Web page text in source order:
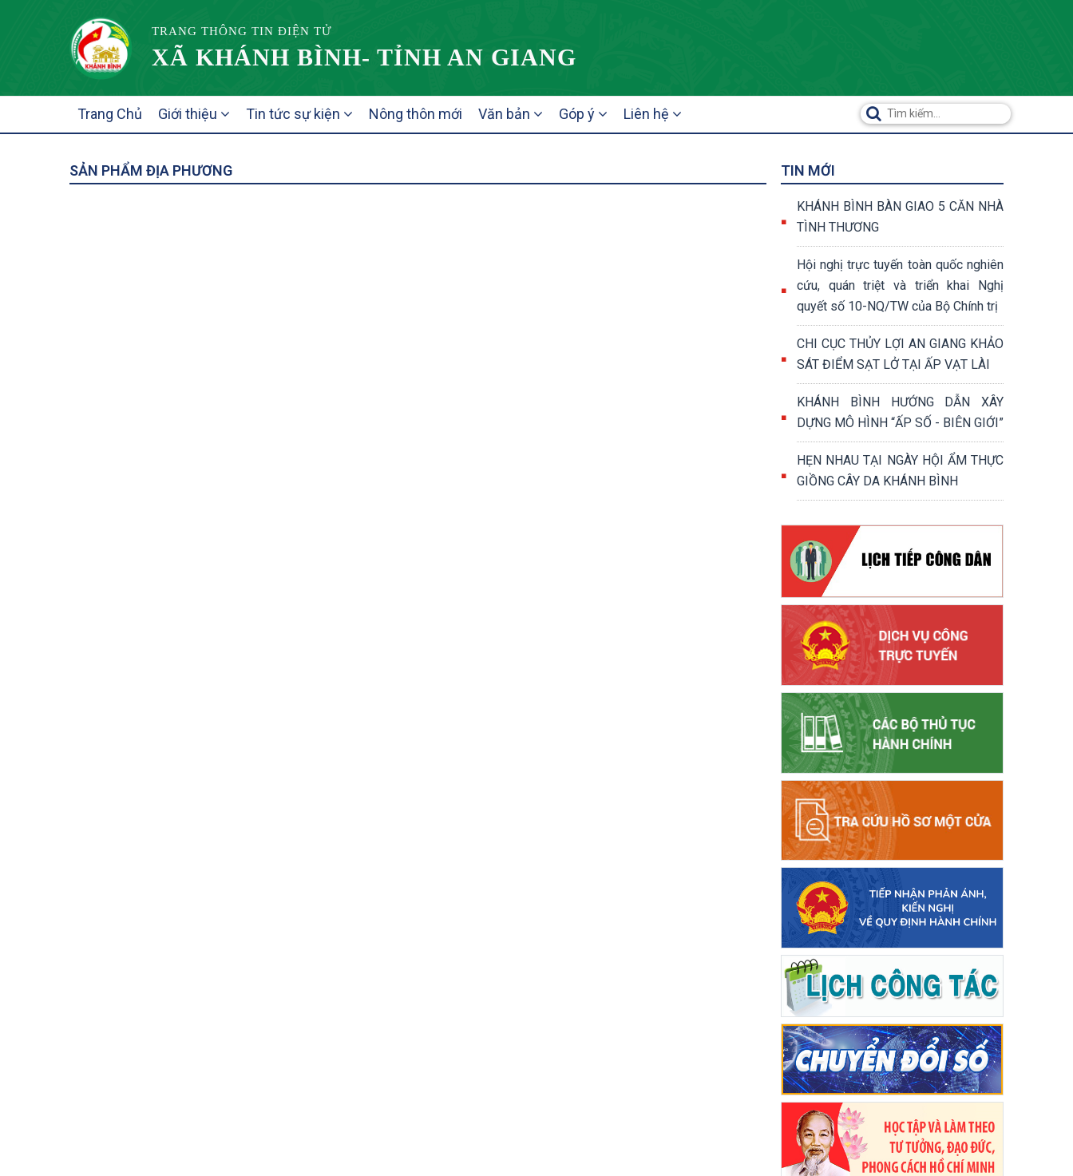
TRANG THÔNG TIN ĐIỆN TỬ
XÃ KHÁNH BÌNH- TỈNH AN GIANG
NAVIGATION
Trang Chủ Giới thiệu Tin tức sự kiện Nông thôn mới Văn bản Góp ý Liên hệ
SẢN PHẨM ĐỊA PHƯƠNG TIN MỚI
KHÁNH BÌNH BÀN GIAO 5 CĂN NHÀ
TÌNH THƯƠNG
Hội nghị trực tuyến toàn quốc nghiên
cứu, quán triệt và triển khai Nghị
quyết số 10-NQ/TW của Bộ Chính trị
CHI CỤC THỦY LỢI AN GIANG KHẢO
SÁT ĐIỂM SẠT LỞ TẠI ẤP VẠT LÀI
KHÁNH BÌNH HƯỚNG DẪN XÂY
DỰNG MÔ HÌNH “ẤP SỐ - BIÊN GIỚI”
HẸN NHAU TẠI NGÀY HỘI ẨM THỰC
GIỒNG CÂY DA KHÁNH BÌNH